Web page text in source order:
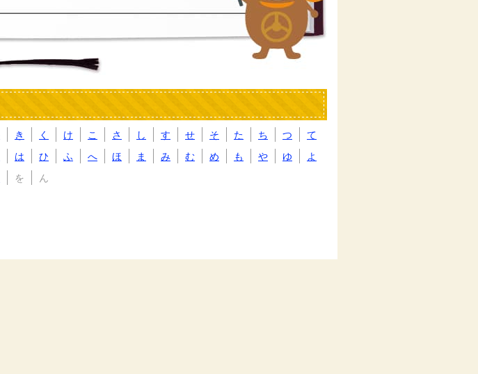
き く け こ さ し す せ そ た ち つ
て
は ひ ふ へ ほ ま み む め も や ゆ
よ
を ん